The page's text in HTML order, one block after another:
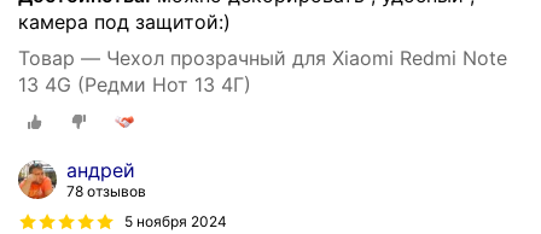
камера под защитой:)
Товар — Чехол прозрачный для Xiaomi Redmi Note
13 4G (Редми Нот 13 4Г)
андрей
78 отзывов
5 ноября 2024